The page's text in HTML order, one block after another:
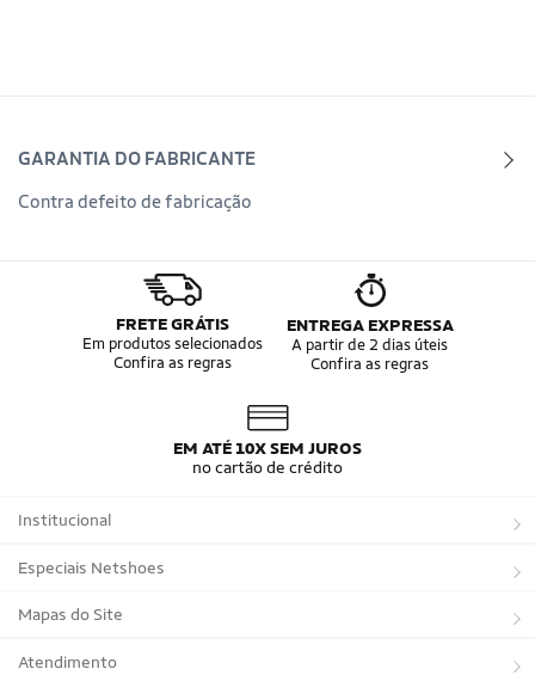
GARANTIA DO FABRICANTE
Contra defeito de fabricação
FRETE GRÁTIS
Em produtos selecionados
Confira as regras
ENTREGA EXPRESSA
A partir de 2 dias úteis
Confira as regras
EM ATÉ 10X SEM JUROS
no cartão de crédito
Institucional
Sobre a Netshoes
Política de Privacidade
Programa de Afiliados
Especiais Netshoes
Suplementos
Corrida
Mapas do Site
Marcas
Atendimento